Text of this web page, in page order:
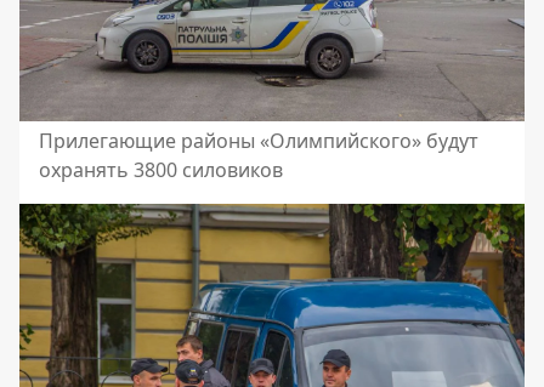
Прилегающие районы «Олимпийского» будут
охранять 3800 силовиков